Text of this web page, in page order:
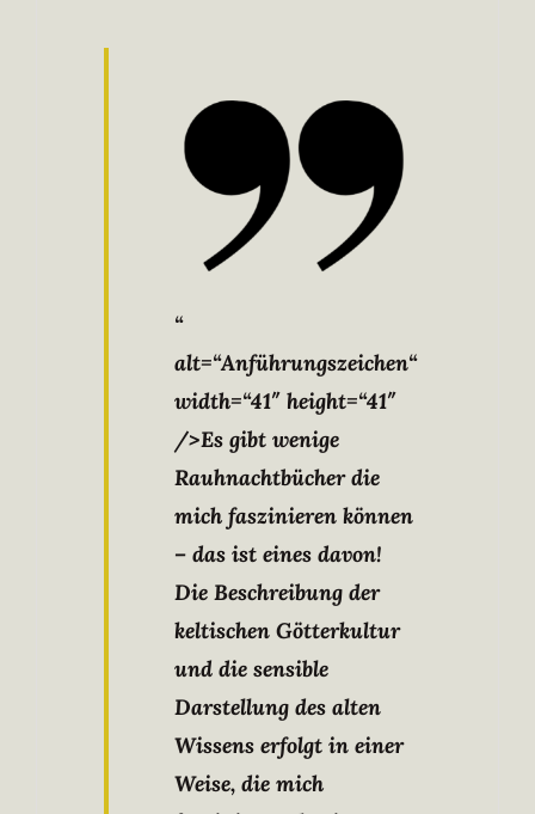
“
alt=“Anführungszeichen“
width=“41″ height=“41″
/>Es gibt wenige
Rauhnachtbücher die
mich faszinieren können
– das ist eines davon!
Die Beschreibung der
keltischen Götterkultur
und die sensible
Darstellung des alten
Wissens erfolgt in einer
Weise, die mich